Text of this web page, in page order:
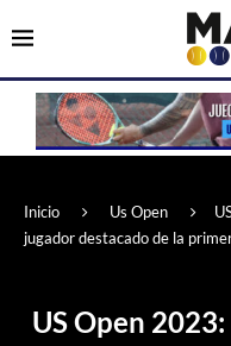
Inicio Us Open
jugador destacado de la
US Open